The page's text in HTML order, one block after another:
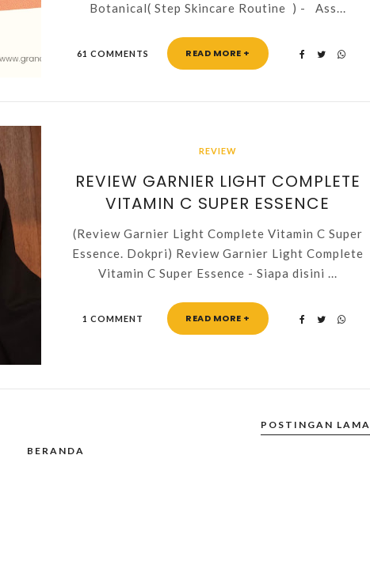
Botanical( Step Skincare Routine ) - Ass...
61 COMMENTS READ MORE +
REVIEW
REVIEW GARNIER LIGHT COMPLETE
VITAMIN C SUPER ESSENCE
(Review Garnier Light Complete Vitamin C Super
Essence. Dokpri) Review Garnier Light Complete
Vitamin C Super Essence - Siapa disini ...
1 COMMENT READ MORE +
POSTINGAN LAMA
BERANDA